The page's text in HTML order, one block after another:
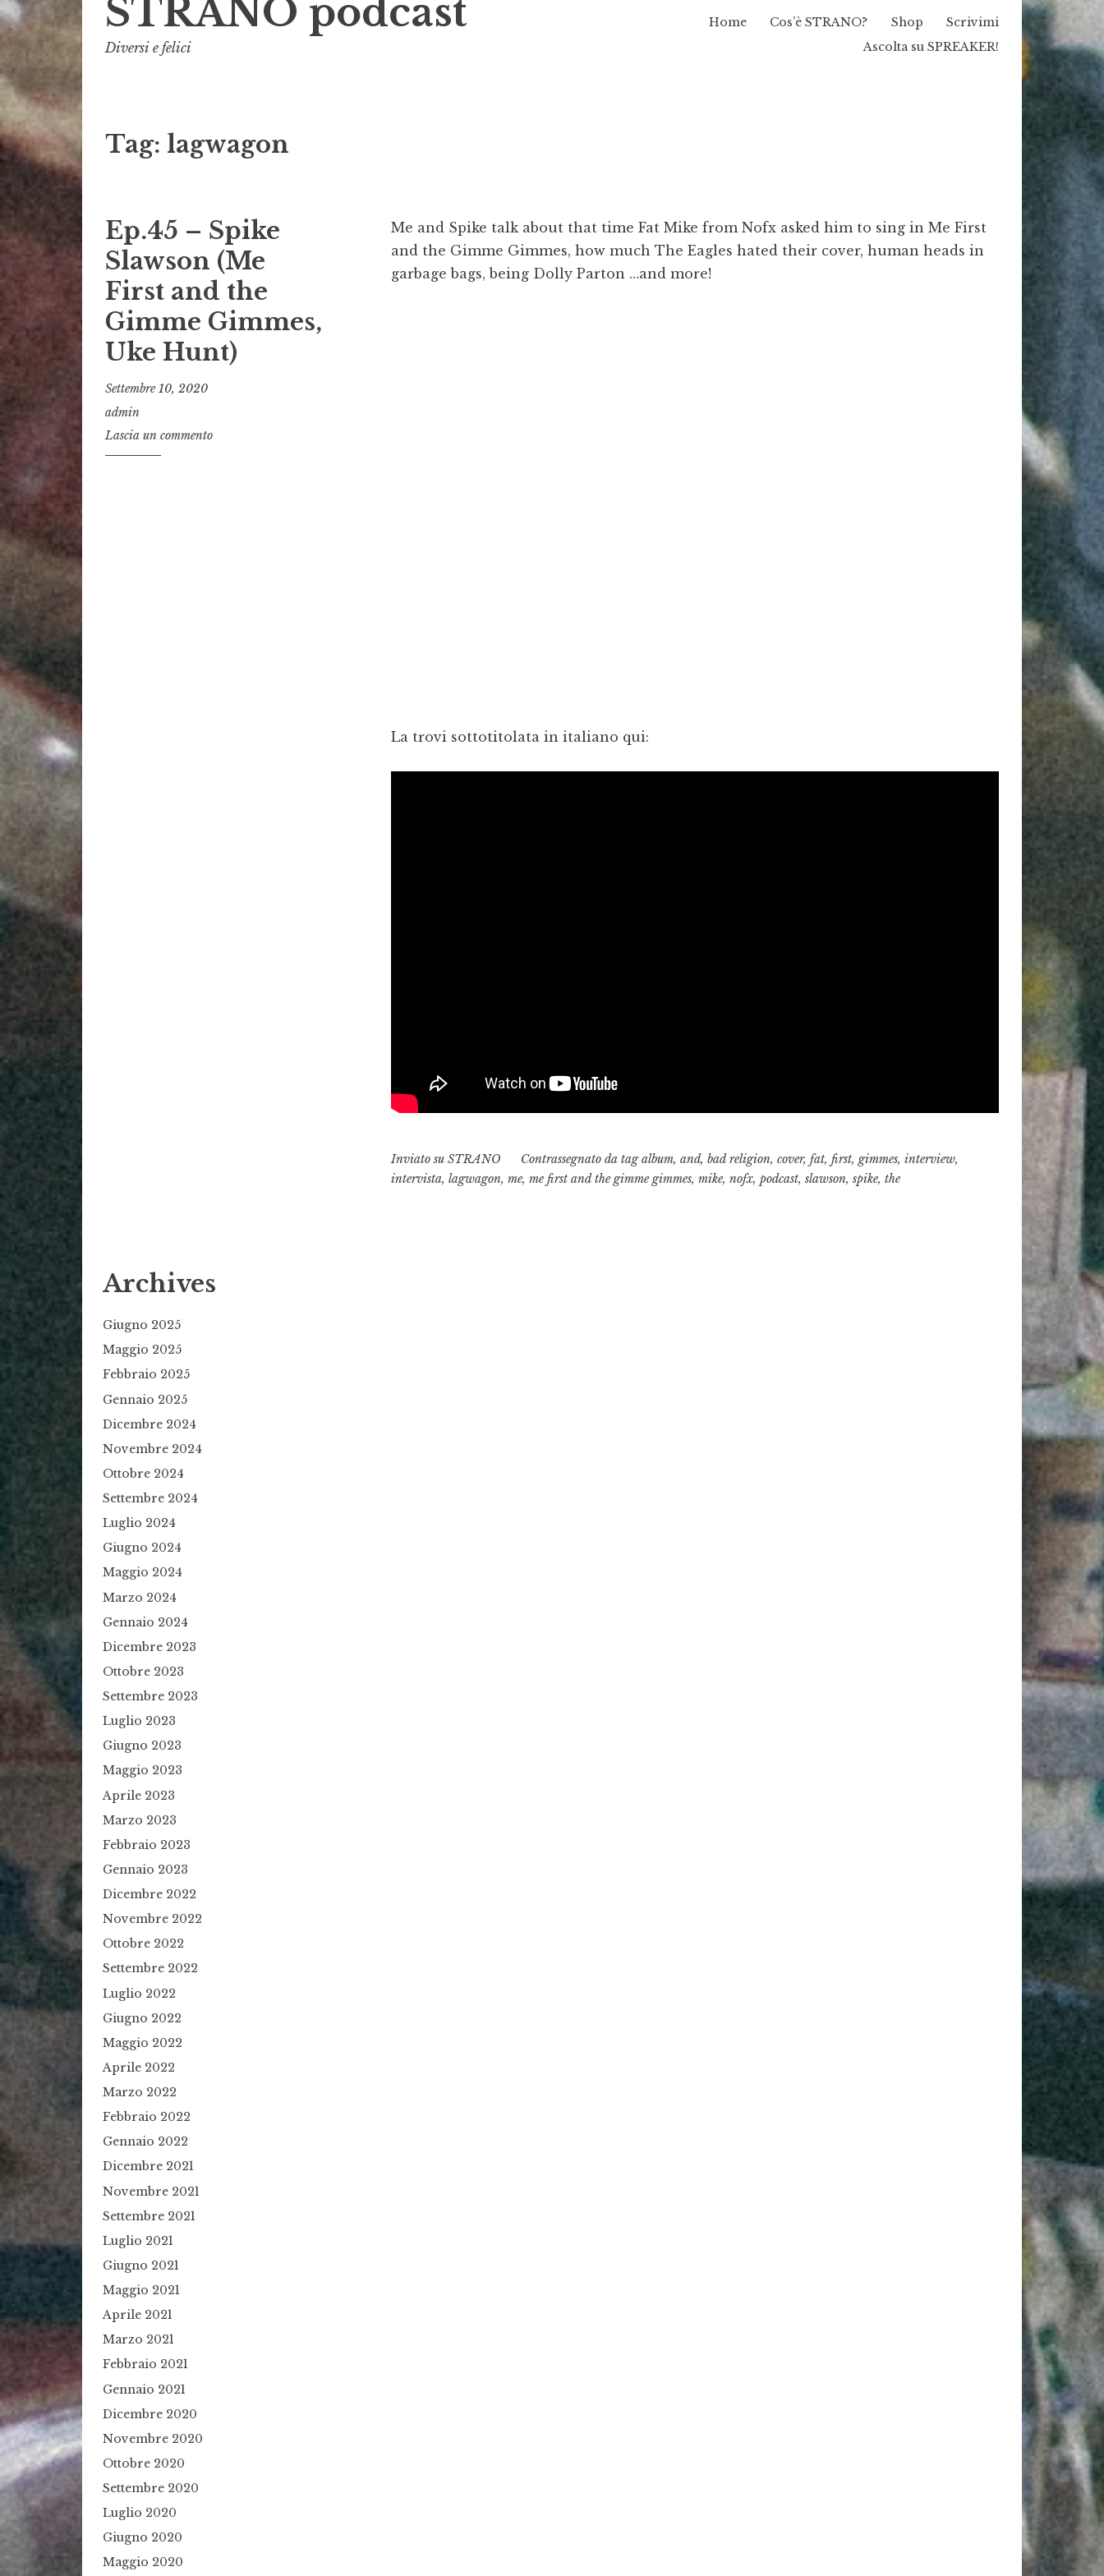
STRANO podcast
Diversi e felici
Home Cos’è STRANO? Shop
Scrivimi
Ascolta su SPREAKER!
Tag: lagwagon
Ep.45 – Spike
Slawson (Me
First and the
Gimme Gimmes,
Uke Hunt)
Settembre 10, 2020
admin
Lascia un commento
Me and Spike talk about that time Fat Mike from Nofx asked him to sing in Me First
and the Gimme Gimmes, how much The Eagles hated their cover, human heads in
garbage bags, being Dolly Parton …and more!
La trovi sottotitolata in italiano qui:
Inviato suSTRANO Contrassegnato da tagalbum, and, bad religion, cover, fat, first, gimmes, interview,
intervista,lagwagon,me,me first and the gimme gimmes,mike,nofx,podcast,slawson,spike,the
Archives
Giugno 2025
Maggio 2025
Febbraio 2025
Gennaio 2025
Dicembre 2024
Novembre 2024
Ottobre 2024
Settembre 2024
Luglio 2024
Giugno 2024
Maggio 2024
Marzo 2024
Gennaio 2024
Dicembre 2023
Ottobre 2023
Settembre 2023
Luglio 2023
Giugno 2023
Maggio 2023
Aprile 2023
Marzo 2023
Febbraio 2023
Gennaio 2023
Dicembre 2022
Novembre 2022
Ottobre 2022
Settembre 2022
Luglio 2022
Giugno 2022
Maggio 2022
Aprile 2022
Marzo 2022
Febbraio 2022
Gennaio 2022
Dicembre 2021
Novembre 2021
Settembre 2021
Luglio 2021
Giugno 2021
Maggio 2021
Aprile 2021
Marzo 2021
Febbraio 2021
Gennaio 2021
Dicembre 2020
Novembre 2020
Ottobre 2020
Settembre 2020
Luglio 2020
Giugno 2020
Maggio 2020